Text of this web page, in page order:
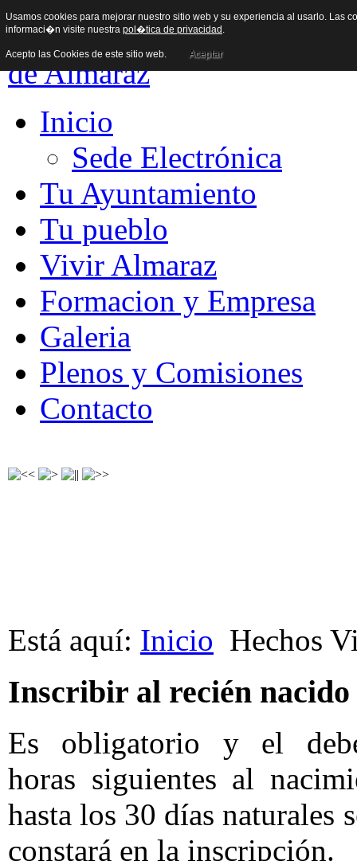
Inicio
Sede Electrónica
Tu Ayuntamiento
Tu pueblo
Vivir Almaraz
Formacion y Empresa
Galeria
Plenos y Comisiones
Contacto
Está aquí: Inicio Hechos
Inscribir al recién
Es obligatorio y el
horas siguientes al
hasta los 30 días naturales
constará en la inscripción.
Usamos cookies para mejorar nuestro sitio web y su experiencia al usarlo.
informaci�n visite nuestra pol�tica de privacidad .
Acepto las Cookies de este sitio web. Aceptar